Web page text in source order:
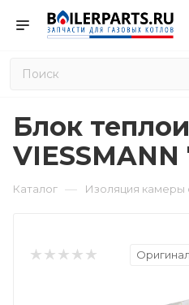
Блок
Каталог — Изоляция камеры